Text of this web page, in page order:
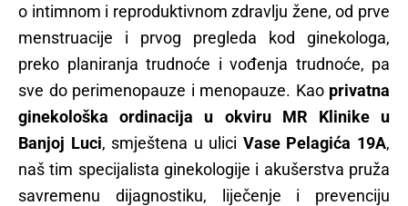
o intimnom i reproduktivnom zdravlju žene, od prve
menstruacije i prvog pregleda kod ginekologa,
preko planiranja trudnoće i vođenja trudnoće, pa
sve do perimenopauze i menopauze. Kao privatna
ginekološka ordinacija u okviru MR Klinike u
Banjoj Luci, smještena u ulici Vase Pelagića 19A,
naš tim specijalista ginekologije i akušerstva pruža
savremenu dijagnostiku, liječenje i prevenciju